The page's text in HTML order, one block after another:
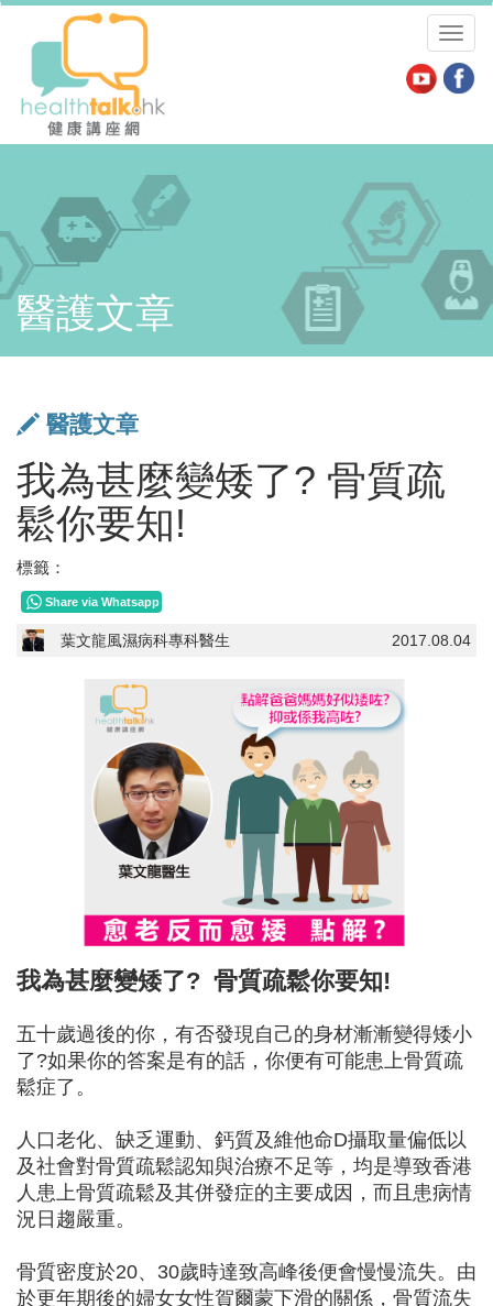
醫護文章
醫護文章
我為甚麼變矮了? 骨質疏
鬆你要知!
標籤：
Share via Whatsapp
2017.08.04
葉文龍風濕病科專科醫生
我為甚麼變矮了? 骨質疏鬆你要知!
五十歲過後的你，有否發現自己的身材漸漸變得矮小
了?如果你的答案是有的話，你便有可能患上骨質疏
鬆症了。
人口老化、缺乏運動、鈣質及維他命D攝取量偏低以
及社會對骨質疏鬆認知與治療不足等，均是導致香港
人患上骨質疏鬆及其併發症的主要成因，而且患病情
況日趨嚴重。
骨質密度於20、30歲時達致高峰後便會慢慢流失。由
於更年期後的婦女女性賀爾蒙下滑的關係，骨質流失